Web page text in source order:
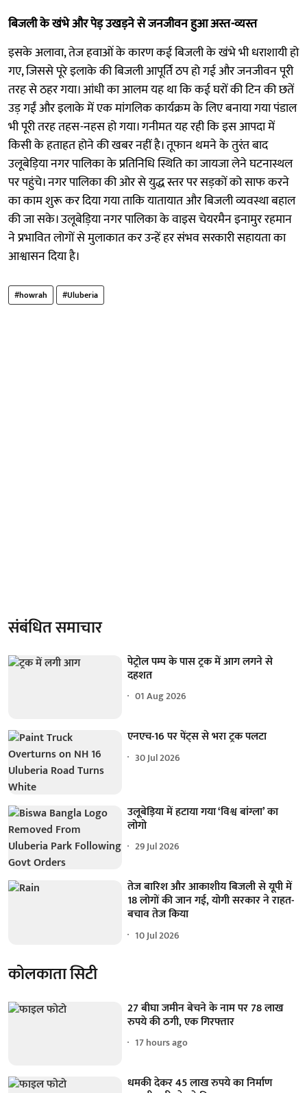
बिजली के खंभे और पेड़ उखड़ने से जनजीवन हुआ अस्त-व्यस्त
इसके अलावा, तेज हवाओं के कारण कई बिजली के खंभे भी धराशायी हो
गए, जिससे पूरे इलाके की बिजली आपूर्ति ठप हो गई और जनजीवन पूरी
तरह से ठहर गया। आंधी का आलम यह था कि कई घरों की टिन की छतें
उड़ गईं और इलाके में एक मांगलिक कार्यक्रम के लिए बनाया गया पंडाल
भी पूरी तरह तहस-नहस हो गया। गनीमत यह रही कि इस आपदा में
किसी के हताहत होने की खबर नहीं है। तूफान थमने के तुरंत बाद
उलूबेड़िया नगर पालिका के प्रतिनिधि स्थिति का जायजा लेने घटनास्थल
पर पहुंचे। नगर पालिका की ओर से युद्ध स्तर पर सड़कों को साफ करने
का काम शुरू कर दिया गया ताकि यातायात और बिजली व्यवस्था बहाल
की जा सके। उलूबेड़िया नगर पालिका के वाइस चेयरमैन इनामुर रहमान
ने प्रभावित लोगों से मुलाकात कर उन्हें हर संभव सरकारी सहायता का
आश्वासन दिया है।
#howrah #Uluberia
संबंधित समाचार
पेट्रोल पम्प के पास ट्रक में आग लगने से
दहशत
01 Aug 2026
एनएच-16 पर पेंट्स से भरा ट्रक पलटा
30 Jul 2026
उलूबेड़िया में हटाया गया ‘विश्व बांग्ला’ का
लोगो
29 Jul 2026
तेज बारिश और आकाशीय बिजली से यूपी में
18 लोगों की जान गई, योगी सरकार ने राहत-
बचाव तेज किया
10 Jul 2026
कोलकाता सिटी
27 बीघा जमीन बेचने के नाम पर 78 लाख
रुपये की ठगी, एक गिरफ्तार
17 hours ago
धमकी देकर 45 लाख रुपये का निर्माण